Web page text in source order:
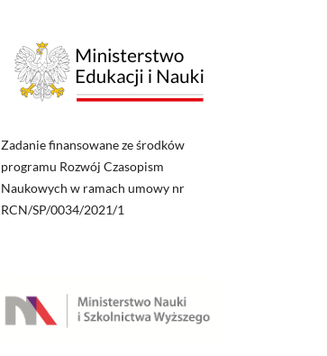
Zadanie finansowane ze środków
programu Rozwój Czasopism
Naukowych w ramach umowy nr
RCN/SP/0034/2021/1